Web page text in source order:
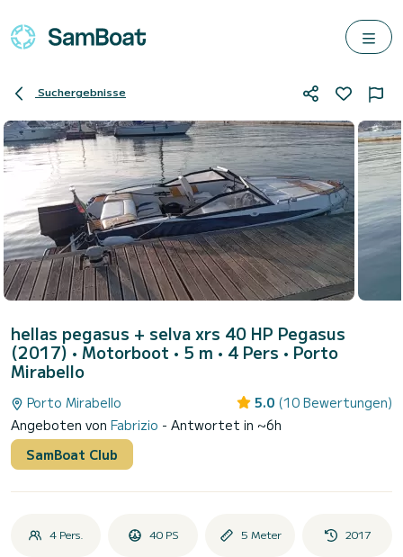
Suchergebnisse
hellas pegasus + selva xrs 40 HP Pegasus
(2017) • Motorboot • 5 m • 4 Pers • Porto
Mirabello
Porto Mirabello 5.0 (10 Bewertungen)
Angeboten von Fabrizio - Antwortet in ~6h
SamBoat Club
4 Pers. 40 PS 5 Meter 2017